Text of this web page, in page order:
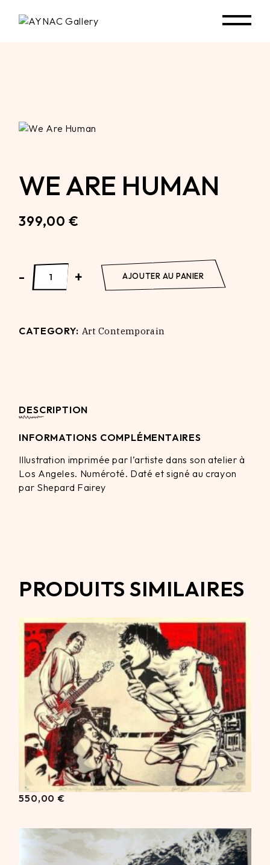
WE ARE HUMAN
399,00 €
We Are Human quantity
- + AJOUTER AU PANIER
CATEGORY: Art Contemporain
DESCRIPTION
INFORMATIONS COMPLÉMENTAIRES
Illustration imprimée par l’artiste dans son atelier à
Los Angeles. Numéroté. Daté et signé au crayon
par Shepard Fairey
PRODUITS SIMILAIRES
550,00€
550,00 €